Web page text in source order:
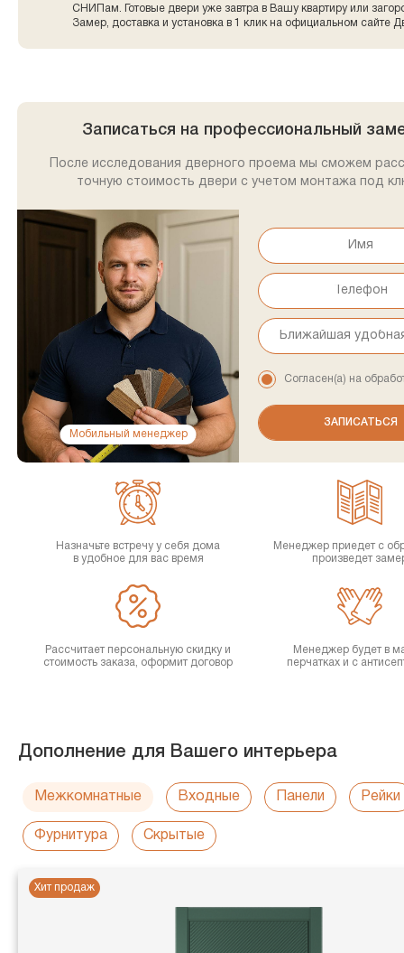
СНИПам. Готовые двери уже завтра в Вашу квартиру или
Замер, доставка и установка в 1 клик на официальном сайте
Записаться на профессиональный
После исследования дверного проема мы сможем
точную стоимость двери с учетом монтажа под
Мобильный менеджер
Согласен(а) на
Назначьте встречу у себя дома
в удобное для вас время
Менеджер приедет с
произведет
Рассчитает персональную скидку и
стоимость заказа, оформит договор
Менеджер будет в
перчатках и с
Дополнение для Вашего интерьера
Межкомнатные Входные Панели Рейки
Фурнитура Скрытые
Хит продаж